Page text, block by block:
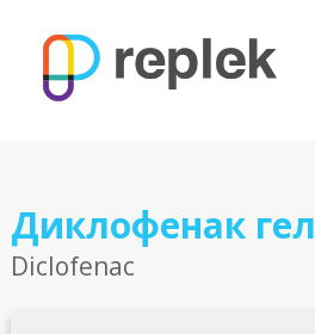
Диклофенак гел
Diclofenac